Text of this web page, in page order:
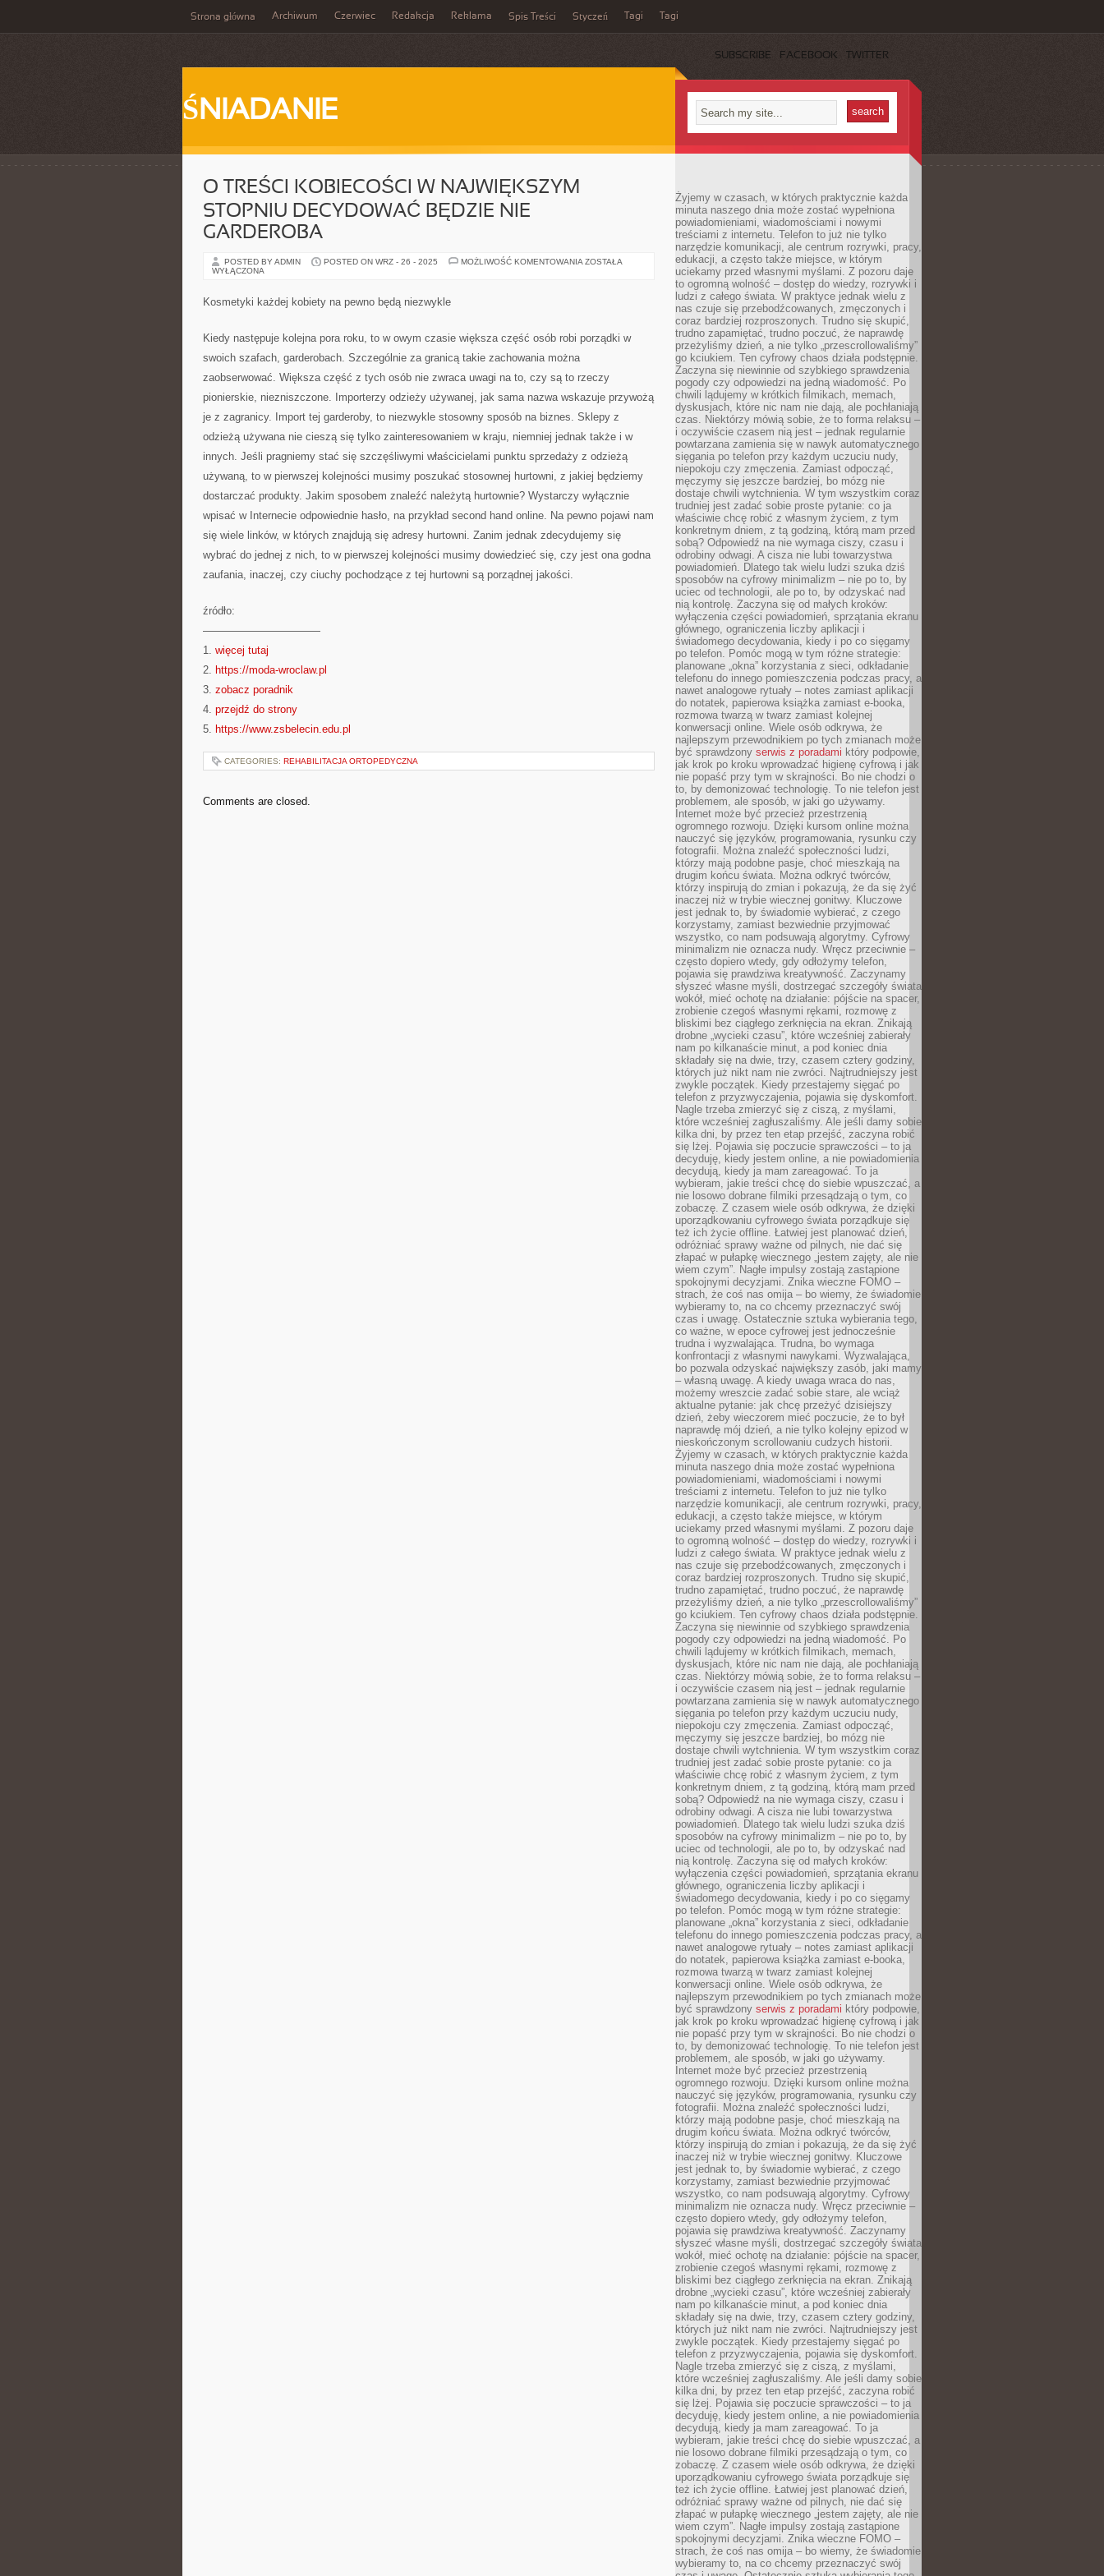
Strona główna Archiwum Czerwiec Redakcja Reklama Spis Treści Styczeń Tagi Tagi
SUBSCRIBE FACEBOOK TWITTER
ŚNIADANIE
O TREŚCI KOBIECOŚCI W NAJWIĘKSZYM
STOPNIU DECYDOWAĆ BĘDZIE NIE
GARDEROBA
POSTED BY ADMIN POSTED ON WRZ - 26 - 2025 MOŻLIWOŚĆ KOMENTOWANIA O
GARDEROBA
ZOSTAŁA
WYŁĄCZONA
Kosmetyki każdej kobiety na pewno będą niezwykle
Kiedy następuje kolejna pora roku, to w owym czasie większa część osób robi porządki w
swoich szafach, garderobach. Szczególnie za granicą takie zachowania można
zaobserwować. Większa część z tych osób nie zwraca uwagi na to, czy są to rzeczy
pionierskie, niezniszczone. Importerzy odzieży używanej, jak sama nazwa wskazuje przywożą
je z zagranicy. Import tej garderoby, to niezwykle stosowny sposób na biznes. Sklepy z
odzieżą używana nie cieszą się tylko zainteresowaniem w kraju, niemniej jednak także i w
innych. Jeśli pragniemy stać się szczęśliwymi właścicielami punktu sprzedaży z odzieżą
używaną, to w pierwszej kolejności musimy poszukać stosownej hurtowni, z jakiej będziemy
dostarczać produkty. Jakim sposobem znaleźć należytą hurtownie? Wystarczy wyłącznie
wpisać w Internecie odpowiednie hasło, na przykład second hand online. Na pewno pojawi nam
się wiele linków, w których znajdują się adresy hurtowni. Zanim jednak zdecydujemy się
wybrać do jednej z nich, to w pierwszej kolejności musimy dowiedzieć się, czy jest ona godna
zaufania, inaczej, czy ciuchy pochodzące z tej hurtowni są porządnej jakości.
źródło:
———————————
1. więcej tutaj
2. https://moda-wroclaw.pl
3. zobacz poradnik
4. przejdź do strony
5. https://www.zsbelecin.edu.pl
CATEGORIES: REHABILITACJA ORTOPEDYCZNA
Comments are closed.
Żyjemy w czasach, w których praktycznie każda
minuta naszego dnia może zostać wypełniona
powiadomieniami, wiadomościami i nowymi
treściami z internetu. Telefon to już nie tylko
narzędzie komunikacji, ale centrum rozrywki, pracy,
edukacji, a często także miejsce, w którym
uciekamy przed własnymi myślami. Z pozoru daje
to ogromną wolność – dostęp do wiedzy, rozrywki i
ludzi z całego świata. W praktyce jednak wielu z
nas czuje się przebodźcowanych, zmęczonych i
coraz bardziej rozproszonych. Trudno się skupić,
trudno zapamiętać, trudno poczuć, że naprawdę
przeżyliśmy dzień, a nie tylko „przescrollowaliśmy”
go kciukiem. Ten cyfrowy chaos działa podstępnie.
Zaczyna się niewinnie od szybkiego sprawdzenia
pogody czy odpowiedzi na jedną wiadomość. Po
chwili lądujemy w krótkich filmikach, memach,
dyskusjach, które nic nam nie dają, ale pochłaniają
czas. Niektórzy mówią sobie, że to forma relaksu –
i oczywiście czasem nią jest – jednak regularnie
powtarzana zamienia się w nawyk automatycznego
sięgania po telefon przy każdym uczuciu nudy,
niepokoju czy zmęczenia. Zamiast odpocząć,
męczymy się jeszcze bardziej, bo mózg nie
dostaje chwili wytchnienia. W tym wszystkim coraz
trudniej jest zadać sobie proste pytanie: co ja
właściwie chcę robić z własnym życiem, z tym
konkretnym dniem, z tą godziną, którą mam przed
sobą? Odpowiedź na nie wymaga ciszy, czasu i
odrobiny odwagi. A cisza nie lubi towarzystwa
powiadomień. Dlatego tak wielu ludzi szuka dziś
sposobów na cyfrowy minimalizm – nie po to, by
uciec od technologii, ale po to, by odzyskać nad
nią kontrolę. Zaczyna się od małych kroków:
wyłączenia części powiadomień, sprzątania ekranu
głównego, ograniczenia liczby aplikacji i
świadomego decydowania, kiedy i po co sięgamy
po telefon. Pomóc mogą w tym różne strategie:
planowane „okna” korzystania z sieci, odkładanie
telefonu do innego pomieszczenia podczas pracy, a
nawet analogowe rytuały – notes zamiast aplikacji
do notatek, papierowa książka zamiast e-booka,
rozmowa twarzą w twarz zamiast kolejnej
konwersacji online. Wiele osób odkrywa, że
najlepszym przewodnikiem po tych zmianach może
być sprawdzony serwis z poradami który podpowie,
jak krok po kroku wprowadzać higienę cyfrową i jak
nie popaść przy tym w skrajności. Bo nie chodzi o
to, by demonizować technologię. To nie telefon jest
problemem, ale sposób, w jaki go używamy.
Internet może być przecież przestrzenią
ogromnego rozwoju. Dzięki kursom online można
nauczyć się języków, programowania, rysunku czy
fotografii. Można znaleźć społeczności ludzi,
którzy mają podobne pasje, choć mieszkają na
drugim końcu świata. Można odkryć twórców,
którzy inspirują do zmian i pokazują, że da się żyć
inaczej niż w trybie wiecznej gonitwy. Kluczowe
jest jednak to, by świadomie wybierać, z czego
korzystamy, zamiast bezwiednie przyjmować
wszystko, co nam podsuwają algorytmy. Cyfrowy
minimalizm nie oznacza nudy. Wręcz przeciwnie –
często dopiero wtedy, gdy odłożymy telefon,
pojawia się prawdziwa kreatywność. Zaczynamy
słyszeć własne myśli, dostrzegać szczegóły świata
wokół, mieć ochotę na działanie: pójście na spacer,
zrobienie czegoś własnymi rękami, rozmowę z
bliskimi bez ciągłego zerknięcia na ekran. Znikają
drobne „wycieki czasu”, które wcześniej zabierały
nam po kilkanaście minut, a pod koniec dnia
składały się na dwie, trzy, czasem cztery godziny,
których już nikt nam nie zwróci. Najtrudniejszy jest
zwykle początek. Kiedy przestajemy sięgać po
telefon z przyzwyczajenia, pojawia się dyskomfort.
Nagle trzeba zmierzyć się z ciszą, z myślami,
które wcześniej zagłuszaliśmy. Ale jeśli damy sobie
kilka dni, by przez ten etap przejść, zaczyna robić
się lżej. Pojawia się poczucie sprawczości – to ja
decyduję, kiedy jestem online, a nie powiadomienia
decydują, kiedy ja mam zareagować. To ja
wybieram, jakie treści chcę do siebie wpuszczać, a
nie losowo dobrane filmiki przesądzają o tym, co
zobaczę. Z czasem wiele osób odkrywa, że dzięki
uporządkowaniu cyfrowego świata porządkuje się
też ich życie offline. Łatwiej jest planować dzień,
odróżniać sprawy ważne od pilnych, nie dać się
złapać w pułapkę wiecznego „jestem zajęty, ale nie
wiem czym”. Nagłe impulsy zostają zastąpione
spokojnymi decyzjami. Znika wieczne FOMO –
strach, że coś nas omija – bo wiemy, że świadomie
wybieramy to, na co chcemy przeznaczyć swój
czas i uwagę. Ostatecznie sztuka wybierania tego,
co ważne, w epoce cyfrowej jest jednocześnie
trudna i wyzwalająca. Trudna, bo wymaga
konfrontacji z własnymi nawykami. Wyzwalająca,
bo pozwala odzyskać największy zasób, jaki mamy
– własną uwagę. A kiedy uwaga wraca do nas,
możemy wreszcie zadać sobie stare, ale wciąż
aktualne pytanie: jak chcę przeżyć dzisiejszy
dzień, żeby wieczorem mieć poczucie, że to był
naprawdę mój dzień, a nie tylko kolejny epizod w
nieskończonym scrollowaniu cudzych historii.
Żyjemy w czasach, w których praktycznie każda
minuta naszego dnia może zostać wypełniona
powiadomieniami, wiadomościami i nowymi
treściami z internetu. Telefon to już nie tylko
narzędzie komunikacji, ale centrum rozrywki, pracy,
edukacji, a często także miejsce, w którym
uciekamy przed własnymi myślami. Z pozoru daje
to ogromną wolność – dostęp do wiedzy, rozrywki i
ludzi z całego świata. W praktyce jednak wielu z
nas czuje się przebodźcowanych, zmęczonych i
coraz bardziej rozproszonych. Trudno się skupić,
trudno zapamiętać, trudno poczuć, że naprawdę
przeżyliśmy dzień, a nie tylko „przescrollowaliśmy”
go kciukiem. Ten cyfrowy chaos działa podstępnie.
Zaczyna się niewinnie od szybkiego sprawdzenia
pogody czy odpowiedzi na jedną wiadomość. Po
chwili lądujemy w krótkich filmikach, memach,
dyskusjach, które nic nam nie dają, ale pochłaniają
czas. Niektórzy mówią sobie, że to forma relaksu –
i oczywiście czasem nią jest – jednak regularnie
powtarzana zamienia się w nawyk automatycznego
sięgania po telefon przy każdym uczuciu nudy,
niepokoju czy zmęczenia. Zamiast odpocząć,
męczymy się jeszcze bardziej, bo mózg nie
dostaje chwili wytchnienia. W tym wszystkim coraz
trudniej jest zadać sobie proste pytanie: co ja
właściwie chcę robić z własnym życiem, z tym
konkretnym dniem, z tą godziną, którą mam przed
sobą? Odpowiedź na nie wymaga ciszy, czasu i
odrobiny odwagi. A cisza nie lubi towarzystwa
powiadomień. Dlatego tak wielu ludzi szuka dziś
sposobów na cyfrowy minimalizm – nie po to, by
uciec od technologii, ale po to, by odzyskać nad
nią kontrolę. Zaczyna się od małych kroków:
wyłączenia części powiadomień, sprzątania ekranu
głównego, ograniczenia liczby aplikacji i
świadomego decydowania, kiedy i po co sięgamy
po telefon. Pomóc mogą w tym różne strategie:
planowane „okna” korzystania z sieci, odkładanie
telefonu do innego pomieszczenia podczas pracy, a
nawet analogowe rytuały – notes zamiast aplikacji
do notatek, papierowa książka zamiast e-booka,
rozmowa twarzą w twarz zamiast kolejnej
konwersacji online. Wiele osób odkrywa, że
najlepszym przewodnikiem po tych zmianach może
być sprawdzony serwis z poradami który podpowie,
jak krok po kroku wprowadzać higienę cyfrową i jak
nie popaść przy tym w skrajności. Bo nie chodzi o
to, by demonizować technologię. To nie telefon jest
problemem, ale sposób, w jaki go używamy.
Internet może być przecież przestrzenią
ogromnego rozwoju. Dzięki kursom online można
nauczyć się języków, programowania, rysunku czy
fotografii. Można znaleźć społeczności ludzi,
którzy mają podobne pasje, choć mieszkają na
drugim końcu świata. Można odkryć twórców,
którzy inspirują do zmian i pokazują, że da się żyć
inaczej niż w trybie wiecznej gonitwy. Kluczowe
jest jednak to, by świadomie wybierać, z czego
korzystamy, zamiast bezwiednie przyjmować
wszystko, co nam podsuwają algorytmy. Cyfrowy
minimalizm nie oznacza nudy. Wręcz przeciwnie –
często dopiero wtedy, gdy odłożymy telefon,
pojawia się prawdziwa kreatywność. Zaczynamy
słyszeć własne myśli, dostrzegać szczegóły świata
wokół, mieć ochotę na działanie: pójście na spacer,
zrobienie czegoś własnymi rękami, rozmowę z
bliskimi bez ciągłego zerknięcia na ekran. Znikają
drobne „wycieki czasu”, które wcześniej zabierały
nam po kilkanaście minut, a pod koniec dnia
składały się na dwie, trzy, czasem cztery godziny,
których już nikt nam nie zwróci. Najtrudniejszy jest
zwykle początek. Kiedy przestajemy sięgać po
telefon z przyzwyczajenia, pojawia się dyskomfort.
Nagle trzeba zmierzyć się z ciszą, z myślami,
które wcześniej zagłuszaliśmy. Ale jeśli damy sobie
kilka dni, by przez ten etap przejść, zaczyna robić
się lżej. Pojawia się poczucie sprawczości – to ja
decyduję, kiedy jestem online, a nie powiadomienia
decydują, kiedy ja mam zareagować. To ja
wybieram, jakie treści chcę do siebie wpuszczać, a
nie losowo dobrane filmiki przesądzają o tym, co
zobaczę. Z czasem wiele osób odkrywa, że dzięki
uporządkowaniu cyfrowego świata porządkuje się
też ich życie offline. Łatwiej jest planować dzień,
odróżniać sprawy ważne od pilnych, nie dać się
złapać w pułapkę wiecznego „jestem zajęty, ale nie
wiem czym”. Nagłe impulsy zostają zastąpione
spokojnymi decyzjami. Znika wieczne FOMO –
strach, że coś nas omija – bo wiemy, że świadomie
wybieramy to, na co chcemy przeznaczyć swój